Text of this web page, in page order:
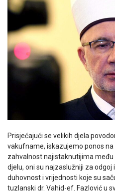
Prisjećajući se velikih djela
vakufname, iskazujemo ponos na
zahvalnost najistaknutijima
djelu, oni su najzaslužniji za
duhovnost i vrijednosti koje su
tuzlanski dr. Vahid-ef. Fazlović u